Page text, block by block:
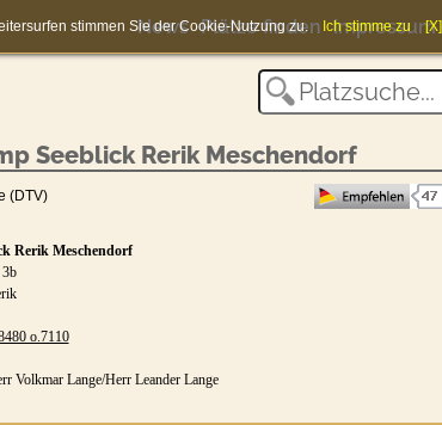
News Plätze finden Impressum
Seeblick Rerik Meschendorf
(DTV)
Rerik Meschendorf
o.7110
Volkmar Lange/Herr Leander Lange
stimmen Sie der Cookie-Nutzung zu. Ich stimme zu [X]